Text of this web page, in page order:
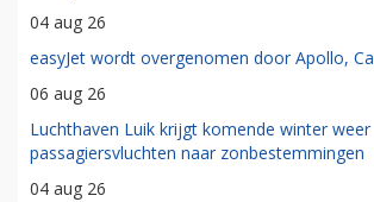
04 aug 26
easyJet wordt overgenomen door Apollo,
06 aug 26
Luchthaven Luik krijgt komende winter weer
passagiersvluchten naar zonbestemmingen
04 aug 26